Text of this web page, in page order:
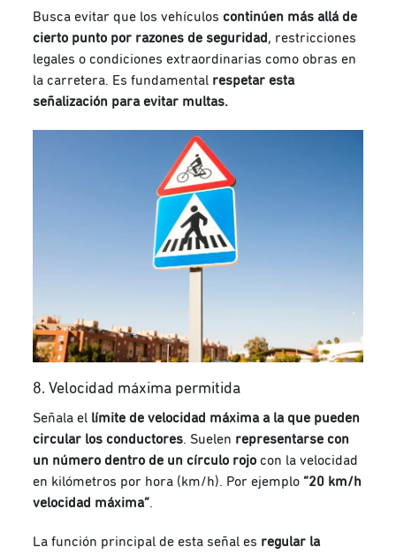
Busca evitar que los vehículoscontinúen más allá de
cierto punto por razones de seguridad, restricciones
legales o condiciones extraordinarias como obras en
la carretera. Es fundamental respetar esta
señalización para evitar multas.
8. Velocidad máxima permitida
Señala el límite de velocidad máxima a la que pueden
circular los conductores. Suelen representarse con
un número dentro de un círculo rojo con la velocidad
en kilómetros por hora (km/h). Por ejemplo “20 km/h
velocidad máxima”.
La función principal de esta señal es regular la